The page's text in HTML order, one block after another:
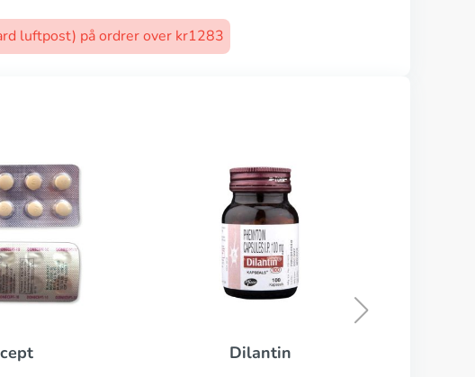
luftpost) på ordrer over kr1283
Sinemet